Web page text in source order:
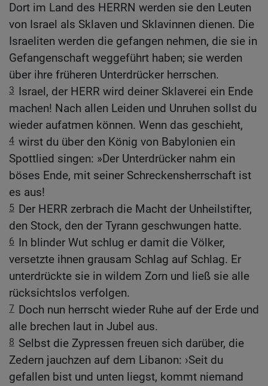
Dort im Land des HERRN werden sie den Leuten
von Israel als Sklaven und Sklavinnen dienen. Die
Israeliten werden die gefangen nehmen, die sie in
Gefangenschaft weggeführt haben; sie werden
über ihre früheren Unterdrücker herrschen.
3 Israel, der HERR wird deiner Sklaverei ein Ende
machen! Nach allen Leiden und Unruhen sollst du
wieder aufatmen können. Wenn das geschieht,
4 wirst du über den König von Babylonien ein
Spottlied singen: »Der Unterdrücker nahm ein
böses Ende, mit seiner Schreckensherrschaft ist
es aus!
5 Der HERR zerbrach die Macht der Unheilstifter,
den Stock, den der Tyrann geschwungen hatte.
6 In blinder Wut schlug er damit die Völker,
versetzte ihnen grausam Schlag auf Schlag. Er
unterdrückte sie in wildem Zorn und ließ sie alle
rücksichtslos verfolgen.
7 Doch nun herrscht wieder Ruhe auf der Erde und
alle brechen laut in Jubel aus.
8 Selbst die Zypressen freuen sich darüber, die
Zedern jauchzen auf dem Libanon: ›Seit du
gefallen bist und unten liegst, kommt niemand